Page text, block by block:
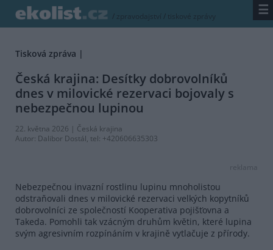
/ zpravodajství / tiskové zprávy ☰
Tisková zpráva |
Česká krajina: Desítky dobrovolníků
dnes v milovické rezervaci bojovaly s
nebezpečnou lupinou
22. května 2026 | Česká krajina
Autor: Dalibor Dostál, tel: +420606635303
reklama
Nebezpečnou invazní rostlinu lupinu mnoholistou
odstraňovali dnes v milovické rezervaci velkých kopytníků
dobrovolníci ze společností Kooperativa pojišťovna a
Takeda. Pomohli tak vzácným druhům květin, které lupina
svým agresivním rozpínáním v krajině vytlačuje z přírody.